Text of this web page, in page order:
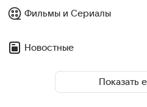
Фильмы и Сериалы
Новостные
Показать